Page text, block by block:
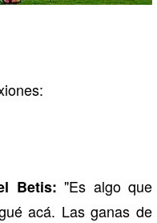
Betis: "Es algo que
acá. Las ganas de